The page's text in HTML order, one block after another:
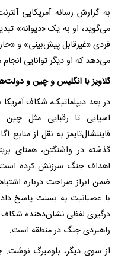
به گزارش رسانه آمریکایی
می‌گوید، او به یک «دیوانه»
فردی «غیرقابل پیش‌بینی» و
می‌دهد که او دیگر توانایی
گلاویز با انگلیس و چین و
در بعد دیپلماتیک، شکاف
آسیایی تا رقبایی مثل
فایننشال‌تایمز به نقل از منابع
گذشته در واشنگتن، همتای
اهداف جنگ سرزنش کرده است.
ضمن ابراز صراحت درباره
با عصبانیت به بسنت پاسخ
درگیری لفظی نشان‌دهنده شکاف
راهبردی جنگ در منطقه است.
از سوی دیگر، بلومبرگ